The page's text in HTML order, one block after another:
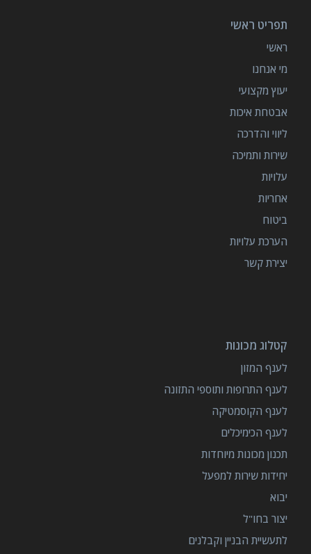
תפריט ראשי
ראשי
מי אנחנו
יעוץ מקצועי
אבטחת איכות
ליווי והדרכה
שירות ותמיכה
עלויות
אחריות
ביטוח
הערכת עלויות
יצירת קשר
קטלוג מכונות
לענף המזון
לענף התרופות ותוספי התזונה
לענף הקוסמטיקה
לענף הכימיכלים
תכנון מכונות מיוחדות
יחידות שירות למפעל
יבוא
יצור בחו"ל
לתעשיית הבניין וקבלנים